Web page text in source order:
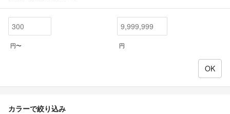
円〜 円
カラーで絞り込み